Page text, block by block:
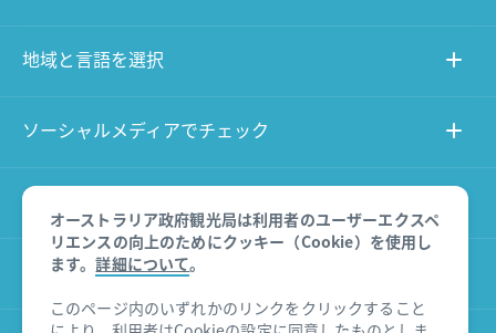
オーストラリア政府観光局は利用者のユーザーエクスペ
リエンスの向上のためにクッキー（Cookie）を使用し
ます。詳細について。
このページ内のいずれかのリンクをクリックすること
地域と言語を選択
ソーシャルメディアでチェック
このサイトについて
その他のサイト